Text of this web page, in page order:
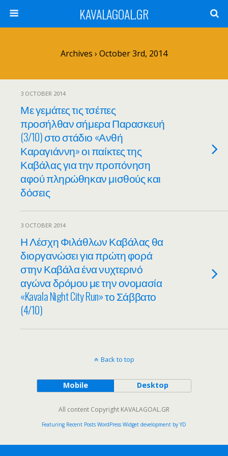
KAVALAGOAL.GR
Archives › October 3rd, 2014
3 OCTOBER 2014
Με γεμάτες τις τσέπες
προσήλθαν σήμερα Παρασκευή
(3/10) στο στάδιο «Ανθή
Καραγιάννη» οι παίκτες της
Καβάλας για την προπόνηση
αφού πληρώθηκαν μισθούς και
δόσεις
3 OCTOBER 2014
Η Λέσχη Φιλάθλων Καβάλας θα
διοργανώσει για πρώτη φορά
στην Καβάλα ένα νυχτερινό
αγώνα δρόμου με την ονομασία
«Kavala Night City Run» το Σάββατο
(4/10)
Back to top
Mobile Desktop
All content Copyright KAVALAGOAL.GR
Featuring Recent Posts WordPress Widget development by YD